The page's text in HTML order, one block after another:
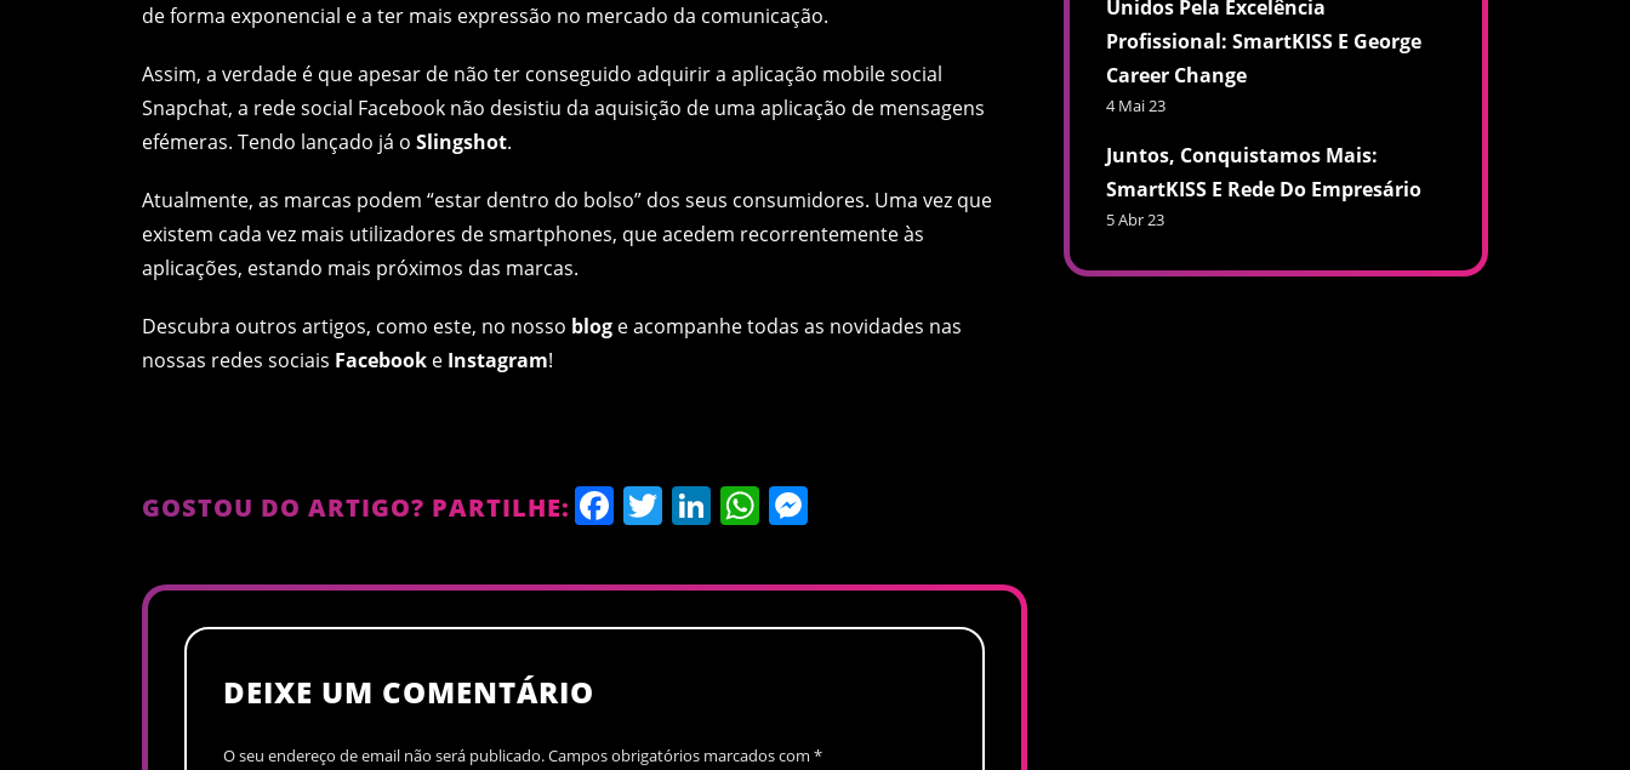
de forma exponencial e a ter mais expressão no mercado da comunicação.
Assim, a verdade é que apesar de não ter conseguido adquirir a aplicação mobile social
Snapchat, a rede social Facebook não desistiu da aquisição de uma aplicação de mensagens
efémeras. Tendo lançado já o Slingshot.
Atualmente, as marcas podem “estar dentro do bolso” dos seus consumidores. Uma vez que
existem cada vez mais utilizadores de smartphones, que acedem recorrentemente às
aplicações, estando mais próximos das marcas.
Descubra outros artigos, como este, no nosso blog e acompanhe todas as novidades nas
nossas redes sociais Facebook e Instagram!
GOSTOU DO ARTIGO? PARTILHE: Facebook
Twitter
LinkedIn
WhatsApp
DEIXE UM COMENTÁRIO
O seu endereço de email não será publicado.Campos obrigatórios marcados com *
Unidos Pela Excelência
Profissional: SmartKISS E George
Career Change
4 Mai 23
Juntos, Conquistamos Mais:
SmartKISS E Rede Do Empresário
5 Abr 23